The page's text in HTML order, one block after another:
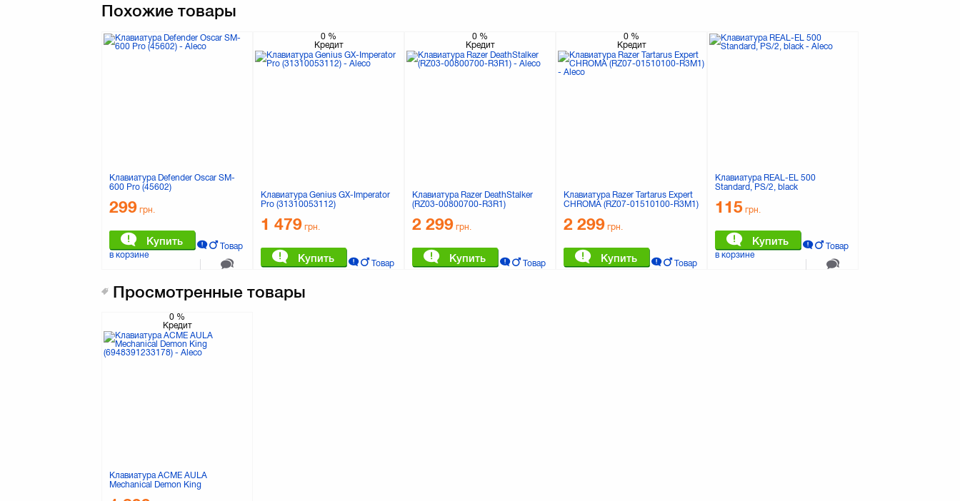
Похожие товары
Клавиатура Defender Oscar SM-
600 Pro (45602)
299 грн.
Купить
Товар
в корзине
0 %
Кредит
Клавиатура Genius GX-Imperator
Pro (31310053112)
1 479 грн.
Купить
Товар
0 %
Кредит
Клавиатура Razer DeathStalker
(RZ03-00800700-R3R1)
2 299 грн.
Купить
Товар
0 %
Кредит
Клавиатура Razer Tartarus Expert
CHROMA (RZ07-01510100-R3M1)
2 299 грн.
Купить
Товар
Клавиатура REAL-EL 500
Standard, PS/2, black
115 грн.
Купить
Товар
в корзине
Купить
Просмотренные товары
0 %
Кредит
Клавиатура ACME AULA
Mechanical Demon King